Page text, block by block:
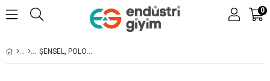
0
ŞENSEL, POLO YAKA TIŞÖRT, LACIVERT-SARI -136E2769- TSHIRT